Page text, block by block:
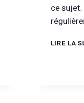
ce sujet.
LIRE LA